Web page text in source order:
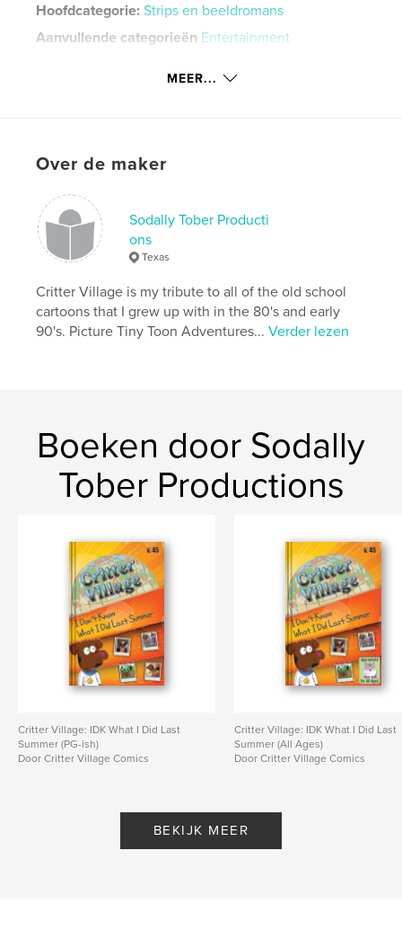
Hoofdcategorie: Strips en beeldromans
Aanvullende categorieën Entertainment
Datum publiceren:
MEER...
Over de maker
Sodally Tober Producti
ons
Texas
Critter Village is my tribute to all of the old school
cartoons that I grew up with in the 80's and early
90's. Picture Tiny Toon Adventures...Verder lezen
Boeken door Sodally
Tober Productions
Critter Village: IDK What I Did Last
Summer (PG-ish)
Door Critter Village Comics
Critter Village: IDK What I Did Last
Summer (All Ages)
Door Critter Village Comics
BEKIJK MEER